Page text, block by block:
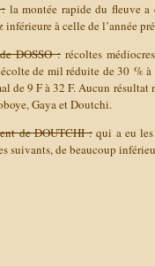
la montée rapide du fleuve a
à celle de l’année
DOSSO : récoltes
de mil réduite de 30 %
de 9 F à 32 F. Aucun résultat
Gaya et Doutchi.
de DOUTCHI : qui a eu
suivants, de beaucoup